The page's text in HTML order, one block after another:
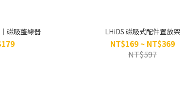
磁吸整線器 LHiDS 磁吸式配件置放架
NT$169 ~ NT$369
NT$597